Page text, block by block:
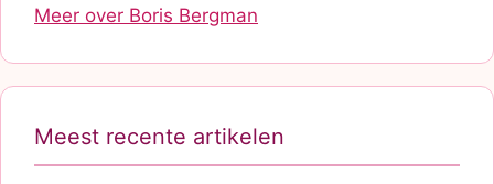
Meer over Boris Bergman
Meest recente artikelen